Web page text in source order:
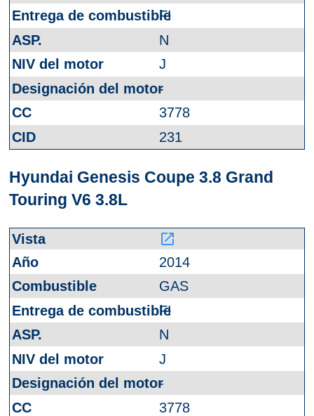
FI
N
J
-
3778
231
Hyundai Genesis Coupe 3.8 Grand
Touring V6 3.8L
launch
2014
GAS
FI
N
J
-
3778